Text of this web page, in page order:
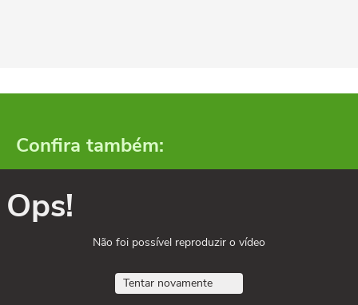
Confira também:
Ops!
Não foi possível reproduzir o vídeo
Tentar novamente